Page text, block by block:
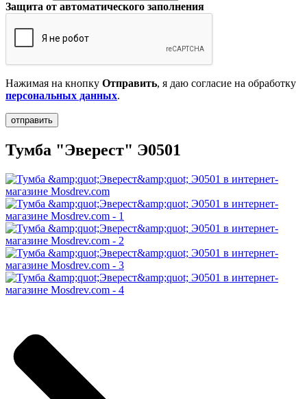
Защита от автоматического заполнения
Нажимая на кнопку Отправить, я даю согласие на обработку
персональных данных.
Тумба "Эверест" Э0501